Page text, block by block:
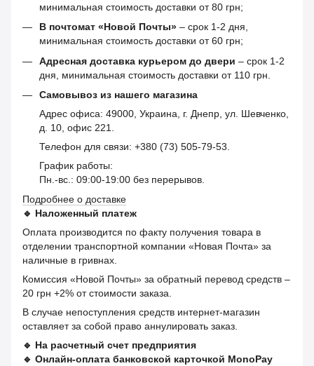
минимальная стоимость доставки от 80 грн;
В почтомат «Новой Почты» – срок 1-2 дня,
минимальная стоимость доставки от 60 грн;
Адресная доставка курьером до двери – срок 1-2
дня, минимальная стоимость доставки от 110 грн.
Самовывоз из нашего магазина
Адрес офиса: 49000, Украина, г. Днепр, ул. Шевченко,
д. 10, офис 221.
Телефон для связи: +380 (73) 505-79-53.
График работы:
Пн.-вс.: 09:00-19:00 без перерывов.
Подробнее о доставке
🔹 Наложенный платеж
Оплата производится по факту получения товара в
отделении транспортной компании «Новая Почта» за
наличные в гривнах.
Комиссия «Новой Почты» за обратный перевод средств –
20 грн +2% от стоимости заказа.
В случае непоступления средств интернет-магазин
оставляет за собой право аннулировать заказ.
🔹 На расчетный счет предприятия
🔹 Онлайн-оплата банковской карточкой MonoPay